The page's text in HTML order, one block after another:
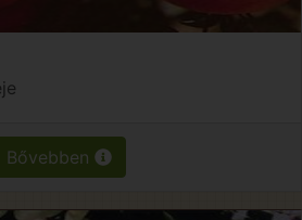
Bővebben